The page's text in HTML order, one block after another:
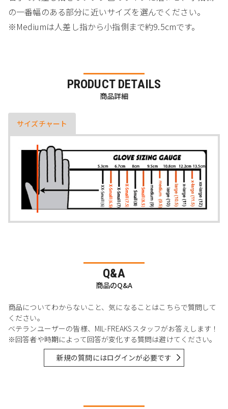
の一番幅のある部分に近いサイズを選んでください。
※Mediumは人差し指から小指側まで約9.5cmです。
PRODUCT DETAILS
商品詳細
サイズチャート
Q&A
商品のQ&A
商品についてわからないこと、気になることはこちらで質問して
ください。
ベテランユーザーの皆様、MIL-FREAKSスタッフがお答えします！
※回答者や時期によって回答が変化する質問は避けてください。
新規の質問にはログインが必要です